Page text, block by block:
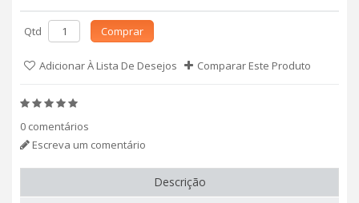
Qtd Comprar
Adicionar À Lista De Desejos Comparar Este Produto
0 comentários
Escreva um comentário
Descrição